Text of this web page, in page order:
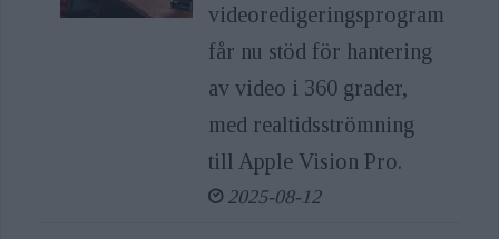
videoredigeringsprogram
får nu stöd för hantering
av video i 360 grader,
med realtidsströmning
till Apple Vision Pro.
2025-08-12